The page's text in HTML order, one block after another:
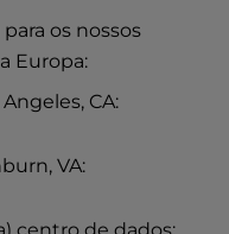
os nossos
Europa:
CA:
VA: